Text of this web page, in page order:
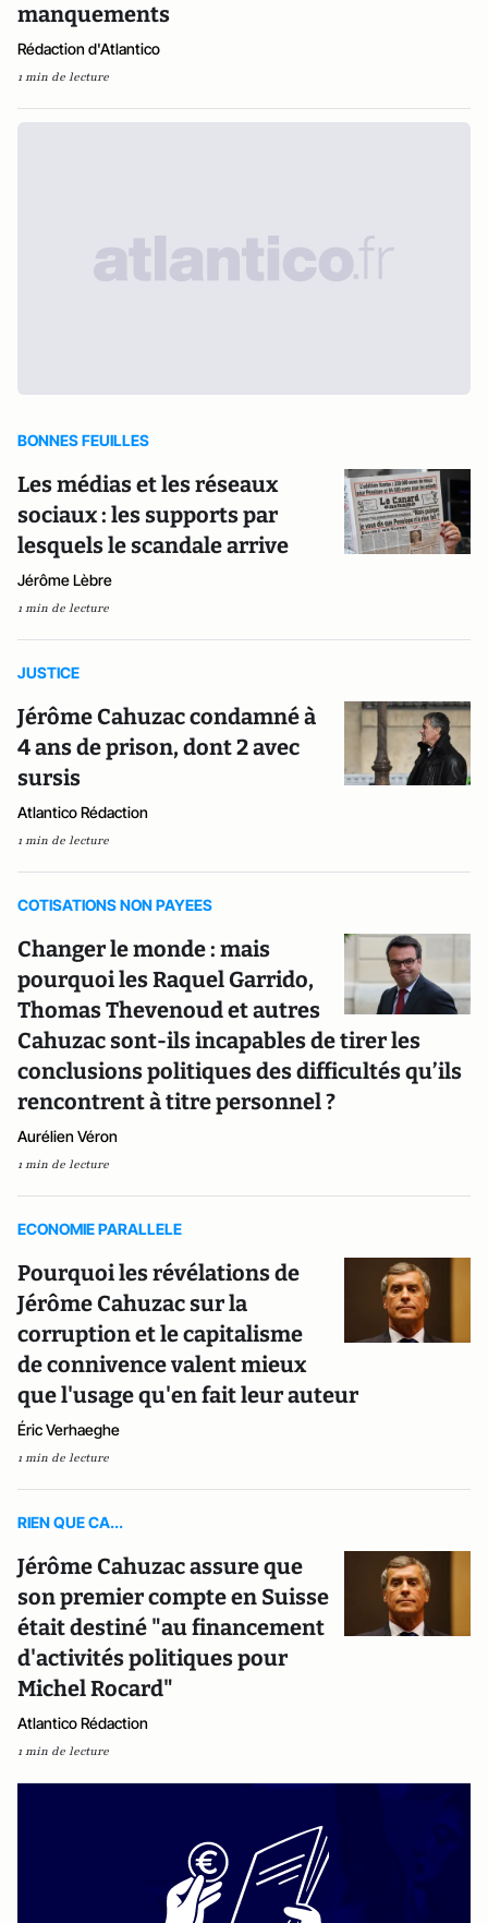
manquements
Rédaction d'Atlantico
1 min de lecture
BONNES FEUILLES
Les médias et les réseaux
sociaux : les supports par
lesquels le scandale arrive
Jérôme Lèbre
1 min de lecture
JUSTICE
Jérôme Cahuzac condamné à
4 ans de prison, dont 2 avec
sursis
Atlantico Rédaction
1 min de lecture
COTISATIONS NON PAYEES
Changer le monde : mais
pourquoi les Raquel Garrido,
Thomas Thevenoud et autres
Cahuzac sont-ils incapables de tirer les
conclusions politiques des difficultés qu’ils
rencontrent à titre personnel ?
Aurélien Véron
1 min de lecture
ECONOMIE PARALLELE
Pourquoi les révélations de
Jérôme Cahuzac sur la
corruption et le capitalisme
de connivence valent mieux
que l'usage qu'en fait leur auteur
Éric Verhaeghe
1 min de lecture
RIEN QUE CA...
Jérôme Cahuzac assure que
son premier compte en Suisse
était destiné "au financement
d'activités politiques pour
Michel Rocard"
Atlantico Rédaction
1 min de lecture